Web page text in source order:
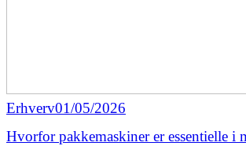
Erhverv01/05/2026
Hvorfor pakkemaskiner er essentielle i